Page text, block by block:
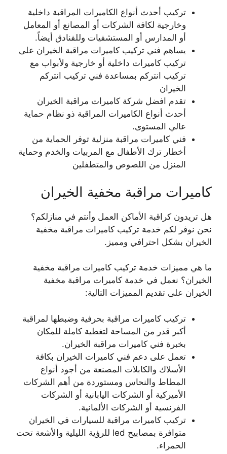
تركيب أحدث أنواع الكاميرات المراقبة داخلية
وخارجية لكافة الشركات أو المصانع أو المعامل
أو المدارس أو المستشفيات وللفنادق أيضاً.
يساهم فني تركيب كاميرات مراقبة الخيران على
تركيب كاميرات داخلية أو خارجية ولأبواب مع
تركيب انتركم بمساعدة فني تركيب انتركم
الخيران
تقدم افضل شركة كاميرات مراقبة الخيران
أحدث أنواع الكاميرات المراقبة ذو نظام حماية
عالي المستوى.
فني كاميرات مراقبة منزلية توفر الحماية من
أخطار ترك الأطفال مع المربيات والخدم وحماية
المنزل من اللصوص والمتطفلين
كاميرات مراقبة مخفية الخيران
هل تريدون كراقبة الأماكن العمل وأنتم في منازلكم؟
نحن نوفر لكم خدمة تركيب كاميرات مراقبة مخفية
الخيران بشكل احترافي ومميز.
ما هي مميزات خدمة تركيب كاميرات مراقبة مخفية
الخيران؟ نعمل في خدمة كاميرات مراقبة مخفية
الخيران على تقديم المميزات التالية:
تركيب كاميرات مراقبة بحرفية وضبطها لمراقبة
أكبر قدر من المساحة لتغطية كاملة للمكان
بخبرة فني كاميرات مراقبة الخيران.
تعمل على دعم فني كاميرات الخيران بكافة
الأسلاك والكابلات المصنعة من أجود أنواع
المطاط والنحاس ومستوردة من أهم الشركات
الأميركية أو الشركات اليابانية أو الشركات
الفرنسية أو الشركات الألمانية.
تركيب كاميرات مراقبة للسيارات في الخيران
متوافرة بمصابيح led للرؤية الليلية والأشعة تحت
الحمراء.